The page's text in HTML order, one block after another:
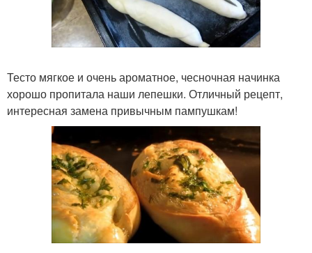
Тесто мягкое и очень ароматное, чесночная начинка
хорошо пропитала наши лепешки. Отличный рецепт,
интересная замена привычным пампушкам!